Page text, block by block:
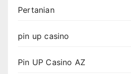
Pertanian
pin up casino
Pin UP Casino AZ